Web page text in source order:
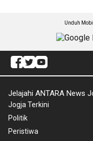
Unduh
Jelajahi ANTARA News
Jogja Terkini
Politik
Peristiwa